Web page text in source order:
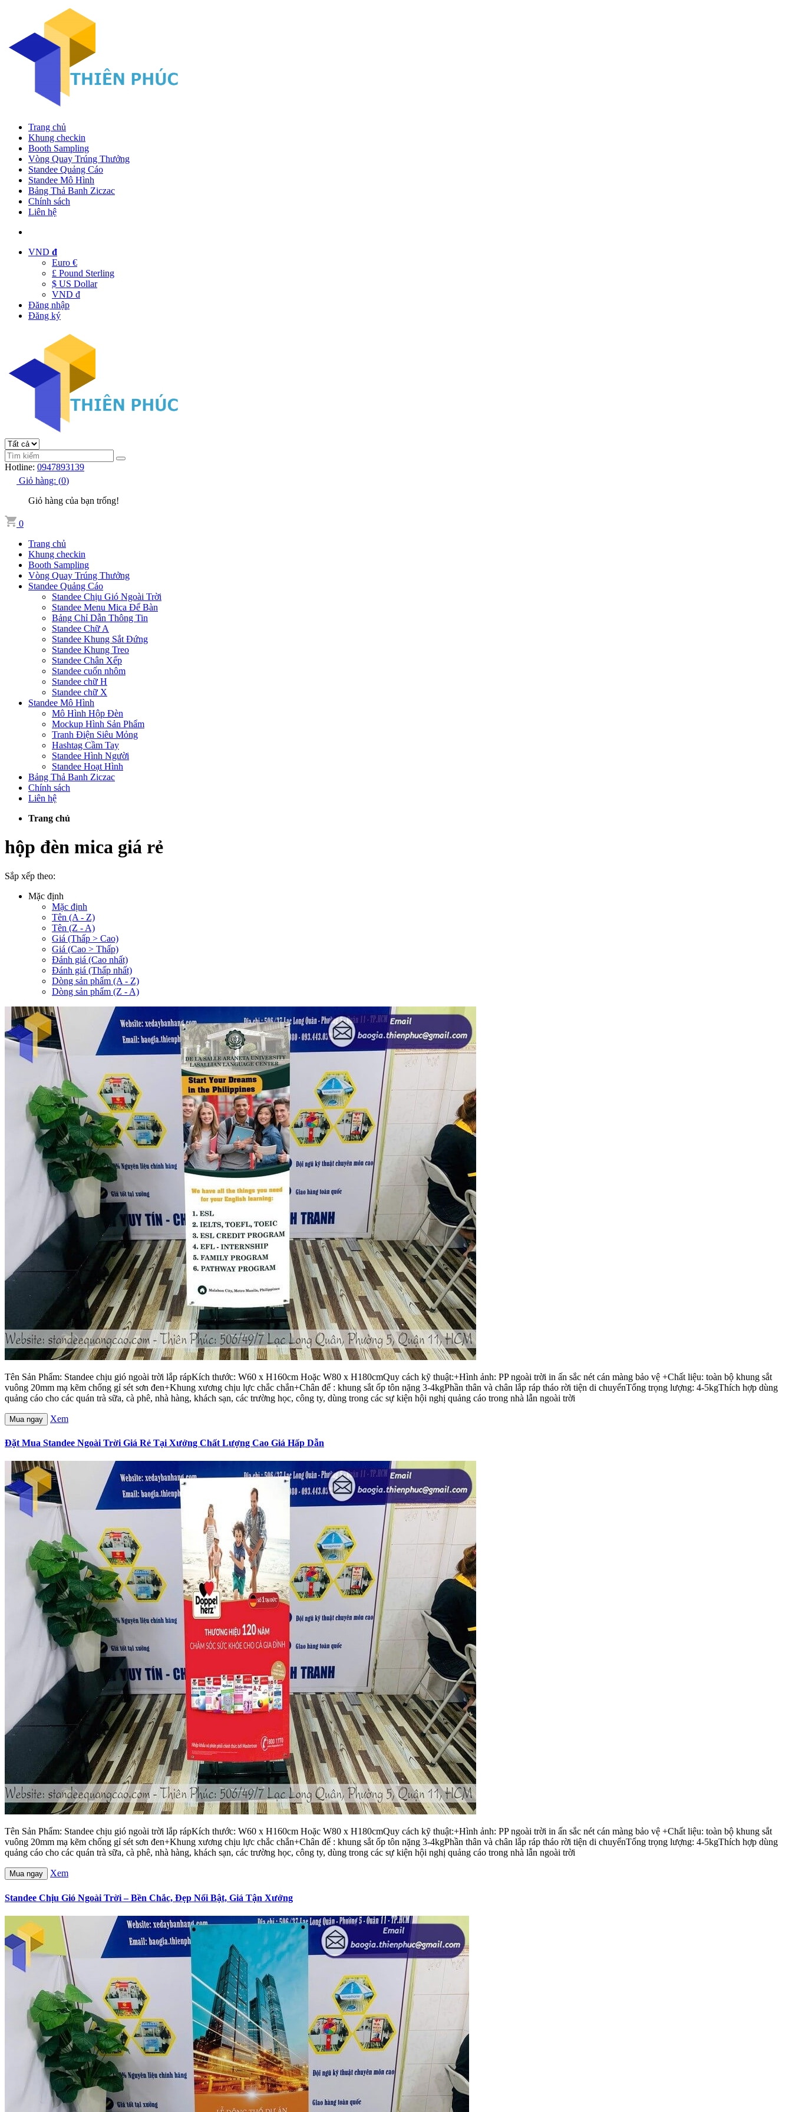
Trang chủ
Khung checkin
Booth Sampling
Vòng Quay Trúng Thưởng
Standee Quảng Cáo
Standee Mô Hình
Bảng Thả Banh Ziczac
Chính sách
Liên hệ
VND đ
Euro €
£ Pound Sterling
$ US Dollar
VND đ
Đăng nhập
Đăng ký
Hotline: 0947893139
Giỏ hàng: (0)
Giỏ hàng của bạn trống!
0
Trang chủ
Khung checkin
Booth Sampling
Vòng Quay Trúng Thưởng
Standee Quảng Cáo
Standee Chịu Gió Ngoài Trời
Standee Menu Mica Để Bàn
Bảng Chỉ Dẫn Thông Tin
Standee Chữ A
Standee Khung Sắt Đứng
Standee Khung Treo
Standee Chân Xếp
Standee cuốn nhôm
Standee chữ H
Standee chữ X
Standee Mô Hình
Mô Hình Hộp Đèn
Mockup Hình Sản Phẩm
Tranh Điện Siêu Mỏng
Hashtag Cầm Tay
Standee Hình Người
Standee Hoạt Hình
Bảng Thả Banh Ziczac
Chính sách
Liên hệ
Trang chủ
hộp đèn mica giá rẻ
Sắp xếp theo:
Mặc định
Mặc định
Tên (A - Z)
Tên (Z - A)
Giá (Thấp > Cao)
Giá (Cao > Thấp)
Đánh giá (Cao nhất)
Đánh giá (Thấp nhất)
Dòng sản phẩm (A - Z)
Dòng sản phẩm (Z - A)
Tên Sản Phẩm: Standee chịu gió ngoài trời lắp rápKích thước: W60 x H160cm Hoặc W80 x H180cmQuy cách kỹ thuật:+Hình ảnh: PP ngoài trời in ấn sắc nét cán màng bảo vệ +Chất liệu: toàn bộ khung sắt
vuông 20mm mạ kẽm chống gỉ sét sơn đen+Khung xương chịu lực chắc chắn+Chân đế : khung sắt ốp tôn nặng 3-4kgPhần thân và chân lắp ráp tháo rời tiện di chuyểnTổng trọng lượng: 4-5kgThích hợp dùng
quảng cáo cho các quán trà sữa, cà phê, nhà hàng, khách sạn, các trường học, công ty, dùng trong các sự kiện hội nghị quảng cáo trong nhà lẫn ngoài trời
Mua ngay Xem
Đặt Mua Standee Ngoài Trời Giá Rẻ Tại Xưởng Chất Lượng Cao Giá Hấp Dẫn
Tên Sản Phẩm: Standee chịu gió ngoài trời lắp rápKích thước: W60 x H160cm Hoặc W80 x H180cmQuy cách kỹ thuật:+Hình ảnh: PP ngoài trời in ấn sắc nét cán màng bảo vệ +Chất liệu: toàn bộ khung sắt
vuông 20mm mạ kẽm chống gỉ sét sơn đen+Khung xương chịu lực chắc chắn+Chân đế : khung sắt ốp tôn nặng 3-4kgPhần thân và chân lắp ráp tháo rời tiện di chuyểnTổng trọng lượng: 4-5kgThích hợp dùng
quảng cáo cho các quán trà sữa, cà phê, nhà hàng, khách sạn, các trường học, công ty, dùng trong các sự kiện hội nghị quảng cáo trong nhà lẫn ngoài trời
Mua ngay Xem
Standee Chịu Gió Ngoài Trời – Bền Chắc, Đẹp Nổi Bật, Giá Tận Xưởng